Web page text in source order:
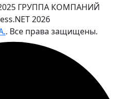
ГРУППА КОМПАНИЙ
2026
. Все права защищены.